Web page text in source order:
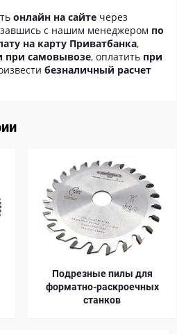
онлайн на сайте через
с нашим менеджером по
на карту Приватбанка,
при самовывозе, оплатить при
безналичный расчет
Подрезные пилы для
форматно-раскроечных
станков